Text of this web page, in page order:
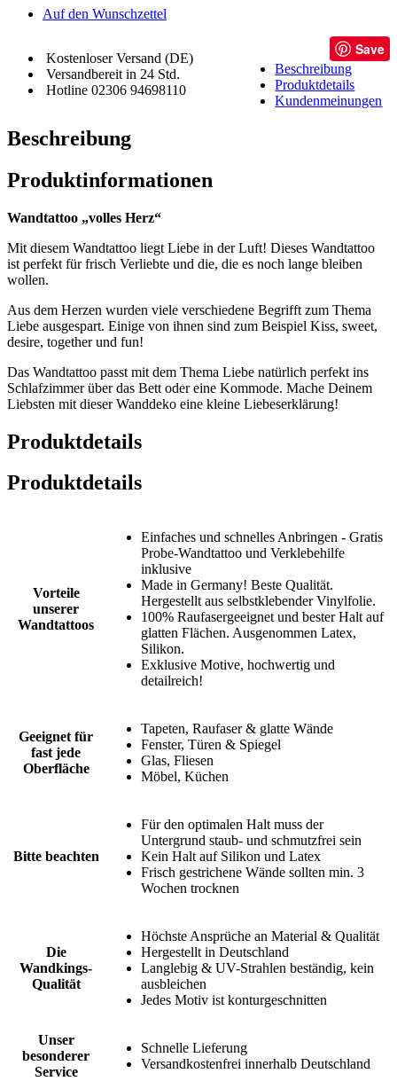
Auf den Wunschzettel
Kostenloser Versand (DE)
Versandbereit in 24 Std.
Hotline 02306 94698110
Save
Beschreibung
Produktdetails
Kundenmeinungen
Beschreibung
Produktinformationen
Wandtattoo „volles Herz“
Mit diesem Wandtattoo liegt Liebe in der Luft! Dieses Wandtattoo
ist perfekt für frisch Verliebte und die, die es noch lange bleiben
wollen.
Aus dem Herzen wurden viele verschiedene Begrifft zum Thema
Liebe ausgespart. Einige von ihnen sind zum Beispiel Kiss, sweet,
desire, together und fun!
Das Wandtattoo passt mit dem Thema Liebe natürlich perfekt ins
Schlafzimmer über das Bett oder eine Kommode. Mache Deinem
Liebsten mit dieser Wanddeko eine kleine Liebeserklärung!
Produktdetails
Produktdetails
Vorteile
unserer
Wandtattoos
Einfaches und schnelles Anbringen - Gratis
Probe-Wandtattoo und Verklebehilfe
inklusive
Made in Germany! Beste Qualität.
Hergestellt aus selbstklebender Vinylfolie.
100% Raufasergeeignet und bester Halt auf
glatten Flächen. Ausgenommen Latex,
Silikon.
Exklusive Motive, hochwertig und
detailreich!
Geeignet für
fast jede
Oberfläche
Tapeten, Raufaser & glatte Wände
Fenster, Türen & Spiegel
Glas, Fliesen
Möbel, Küchen
Bitte beachten
Für den optimalen Halt muss der
Untergrund staub- und schmutzfrei sein
Kein Halt auf Silikon und Latex
Frisch gestrichene Wände sollten min. 3
Wochen trocknen
Die
Wandkings-
Qualität
Höchste Ansprüche an Material & Qualität
Hergestellt in Deutschland
Langlebig & UV-Strahlen beständig, kein
ausbleichen
Jedes Motiv ist konturgeschnitten
Unser
besonderer
Service
Schnelle Lieferung
Versandkostenfrei innerhalb Deutschland